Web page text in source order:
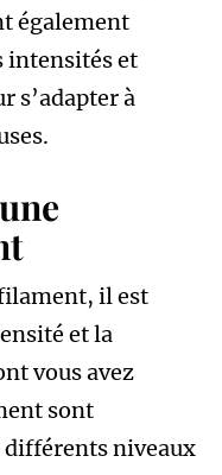
également
intensités et
s’adapter à
il est
et la
vous avez
sont
différents niveaux